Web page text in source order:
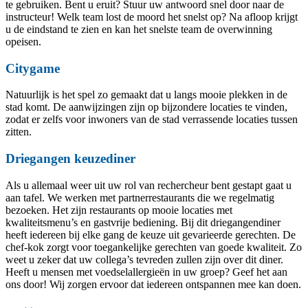
te gebruiken. Bent u eruit? Stuur uw antwoord snel door naar de
instructeur! Welk team lost de moord het snelst op? Na afloop krijgt
u de eindstand te zien en kan het snelste team de overwinning
opeisen.
Citygame
Natuurlijk is het spel zo gemaakt dat u langs mooie plekken in de
stad komt. De aanwijzingen zijn op bijzondere locaties te vinden,
zodat er zelfs voor inwoners van de stad verrassende locaties tussen
zitten.
Driegangen keuzediner
Als u allemaal weer uit uw rol van rechercheur bent gestapt gaat u
aan tafel. We werken met partnerrestaurants die we regelmatig
bezoeken. Het zijn restaurants op mooie locaties met
kwaliteitsmenu’s en gastvrije bediening. Bij dit driegangendiner
heeft iedereen bij elke gang de keuze uit gevarieerde gerechten. De
chef-kok zorgt voor toegankelijke gerechten van goede kwaliteit. Zo
weet u zeker dat uw collega’s tevreden zullen zijn over dit diner.
Heeft u mensen met voedselallergieën in uw groep? Geef het aan
ons door! Wij zorgen ervoor dat iedereen ontspannen mee kan doen.